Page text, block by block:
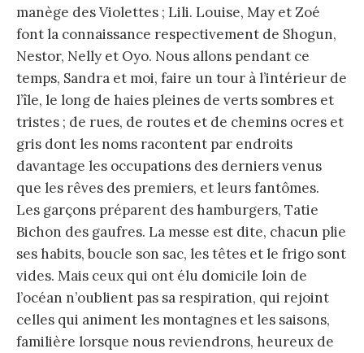
manège des Violettes ; Lili. Louise, May et Zoé
font la connaissance respectivement de Shogun,
Nestor, Nelly et Oyo. Nous allons pendant ce
temps, Sandra et moi, faire un tour à l’intérieur de
l’île, le long de haies pleines de verts sombres et
tristes ; de rues, de routes et de chemins ocres et
gris dont les noms racontent par endroits
davantage les occupations des derniers venus
que les rêves des premiers, et leurs fantômes.
Les garçons préparent des hamburgers, Tatie
Bichon des gaufres. La messe est dite, chacun plie
ses habits, boucle son sac, les têtes et le frigo sont
vides. Mais ceux qui ont élu domicile loin de
l’océan n’oublient pas sa respiration, qui rejoint
celles qui animent les montagnes et les saisons,
familière lorsque nous reviendrons, heureux de